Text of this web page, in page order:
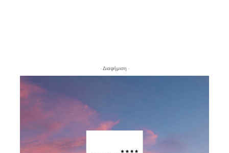
- Διαφήμιση -